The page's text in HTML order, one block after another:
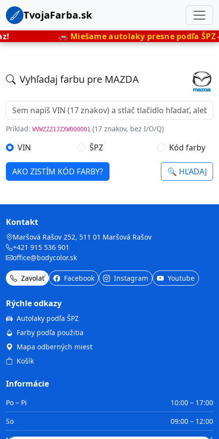
TvojaFarba.sk
🚗Miešame autolaky presne podľa ŠPZ–
Vyhľadaj farbu pre MAZDA
Príklad: WVWZZZ1JZXW000001 (17 znakov, bez I/O/Q)
VIN ŠPZ Kód farby
AKO ZISTÍM KÓD FARBY? 🔍 HĽADAJ
Kontakt
Maršová Rašov 252, 511 01 Maršová Rašov
+421 915 536 901
office@bodycolor.sk
Zavolať Facebook Instagram Youtube
Rýchle odkazy
Autolaky podľa ŠPZ
Farby podľa použitia
Mapa odberných miest
Košík
Informácie
Po – Pi
10:00 – 17:00
So
09:00 – 12:00